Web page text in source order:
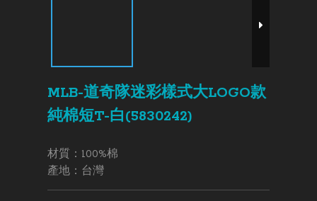
MLB-道奇隊迷彩樣式大LOGO款
純棉短T-白(5830242)
材質：100%棉
產地：台灣